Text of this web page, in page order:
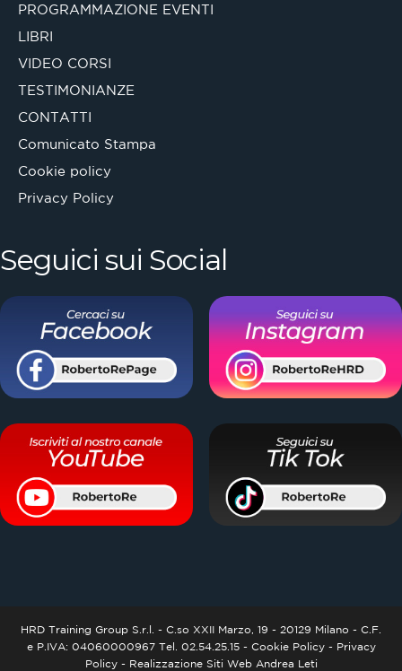
PROGRAMMAZIONE EVENTI
LIBRI
VIDEO CORSI
TESTIMONIANZE
CONTATTI
Comunicato Stampa
Cookie policy
Privacy Policy
Seguici sui Social
HRD Training Group S.r.l. - C.so XXII Marzo, 19 - 20129 Milano - C.F.
e P.IVA: 04060000967 Tel. 02.54.25.15 - Cookie Policy- Privacy
Policy- Realizzazione Siti Web Andrea Leti